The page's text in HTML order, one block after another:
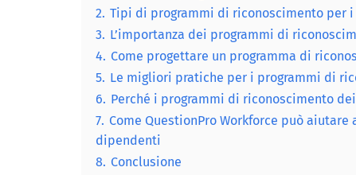
2. Tipi di programmi di riconoscimento per
3. L’importanza dei programmi di
4. Come progettare un programma di
5. Le migliori pratiche per i programmi di
6. Perché i programmi di riconoscimento
7. Come QuestionPro Workforce può
dipendenti
8. Conclusione